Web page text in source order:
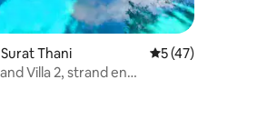
Thani Gemiddelde
5 (47)
Villa 2, strand en